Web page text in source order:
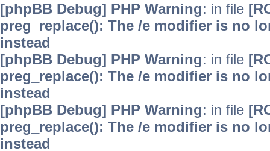
[phpBB Debug] PHP Warning: in file
preg_replace(): The /e modifier is no
instead
[phpBB Debug] PHP Warning: in file
preg_replace(): The /e modifier is no
instead
[phpBB Debug] PHP Warning: in file
preg_replace(): The /e modifier is no
instead